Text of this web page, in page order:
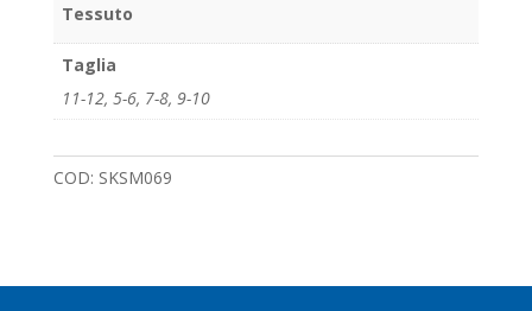
Tessuto
Taglia
11-12, 5-6, 7-8, 9-10
COD: SKSM069